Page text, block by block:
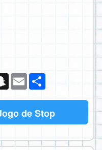
Snapchat
Email
de Stop